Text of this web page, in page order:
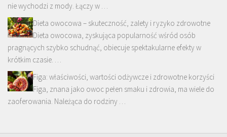
nie wychodzi z mody. Łączy w …
Dieta owocowa – skuteczność, zalety i ryzyko zdrowotne
Dieta owocowa, zyskująca popularność wśród osób
pragnących szybko schudnąć, obiecuje spektakularne efekty w
krótkim czasie. …
Figa: właściwości, wartości odżywcze i zdrowotne korzyści
Figa, znana jako owoc pełen smaku i zdrowia, ma wiele do
zaoferowania. Należąca do rodziny …